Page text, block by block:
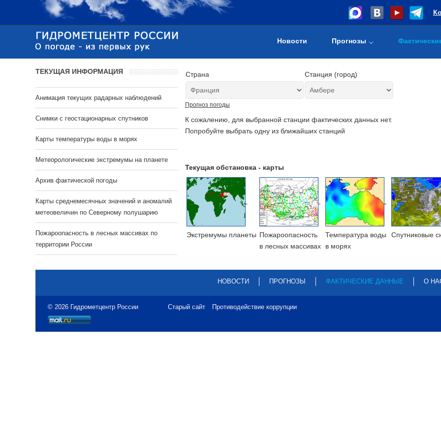
Новости Прогнозы
Страна Станция (город)
Прогноз погоды
К сожалению, для выбранной станции фактических данных нет.
Попробуйте выбрать одну из ближайших станций
Текущая обстановка - карты
Экстремумы планеты Пожароопасность
в лесных массивах
Температура воды
в морях
Cпутниковые
ТЕКУЩАЯ ИНФОРМАЦИЯ
Анимация текущих радарных наблюдений
Cнимки с геостационарных спутников
Карты температуры воды в морях
Метеорологические экстремумы на планете
Архив фактической погоды
Карты среднемесячных значений и аномалий
метеовеличин по Северному полушарию
Пожароопасность в лесных массивах по
территории России
НОВОСТИ ПРОГНОЗЫ ФАКТИЧЕСКИЕ ДАННЫЕ О
© 2026 Гидрометцентр России Старый сайт Противодействие коррупции